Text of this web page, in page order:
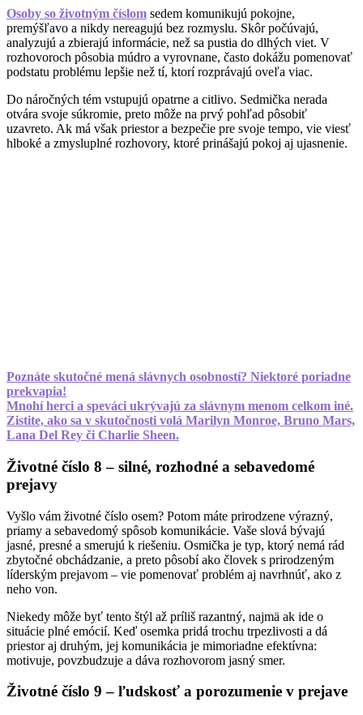
Osoby so životným číslom sedem komunikujú pokojne,
premýšľavo a nikdy nereagujú bez rozmyslu. Skôr počúvajú,
analyzujú a zbierajú informácie, než sa pustia do dlhých viet. V
rozhovoroch pôsobia múdro a vyrovnane, často dokážu pomenovať
podstatu problému lepšie než tí, ktorí rozprávajú oveľa viac.
Do náročných tém vstupujú opatrne a citlivo. Sedmička nerada
otvára svoje súkromie, preto môže na prvý pohľad pôsobiť
uzavreto. Ak má však priestor a bezpečie pre svoje tempo, vie viesť
hlboké a zmysluplné rozhovory, ktoré prinášajú pokoj aj ujasnenie.
Poznáte skutočné mená slávnych osobností? Niektoré poriadne
prekvapia!
Mnohí herci a speváci ukrývajú za slávnym menom celkom iné.
Zistite, ako sa v skutočnosti volá Marilyn Monroe, Bruno Mars,
Lana Del Rey či Charlie Sheen.
Životné číslo 8 – silné, rozhodné a sebavedomé
prejavy
Vyšlo vám životné číslo osem? Potom máte prirodzene výrazný,
priamy a sebavedomý spôsob komunikácie. Vaše slová bývajú
jasné, presné a smerujú k riešeniu. Osmička je typ, ktorý nemá rád
zbytočné obchádzanie, a preto pôsobí ako človek s prirodzeným
líderským prejavom – vie pomenovať problém aj navrhnúť, ako z
neho von.
Niekedy môže byť tento štýl až príliš razantný, najmä ak ide o
situácie plné emócií. Keď osemka pridá trochu trpezlivosti a dá
priestor aj druhým, jej komunikácia je mimoriadne efektívna:
motivuje, povzbudzuje a dáva rozhovorom jasný smer.
Životné číslo 9 – ľudskosť a porozumenie v prejave